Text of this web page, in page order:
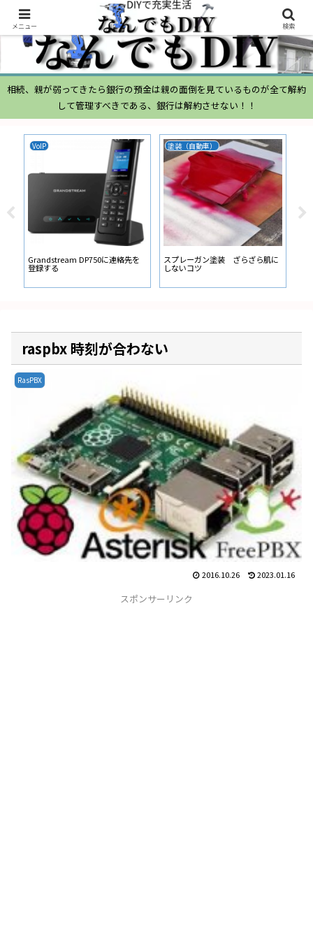
相続、親が弱ってきたら銀行の預金は親の面倒を見ているものが全て解約
して管理すべきである、銀行は解約させない！！
VoIP
Grandstream DP750に連絡先を
登録する
塗装（自動車）
スプレーガン塗装 ざらざら肌に
しないコツ
ム
raspbx 時刻が合わない
RasPBX
2016.10.26 2023.01.16
スポンサーリンク
メニュー 検索